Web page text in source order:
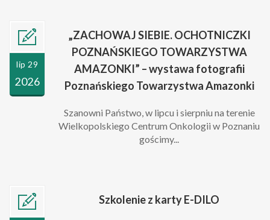
lip 29
2026
„ZACHOWAJ SIEBIE. OCHOTNICZKI
POZNAŃSKIEGO TOWARZYSTWA
AMAZONKI” – wystawa fotografii
Poznańskiego Towarzystwa Amazonki
Szanowni Państwo, w lipcu i sierpniu na terenie
Wielkopolskiego Centrum Onkologii w Poznaniu
gościmy...
Szkolenie z karty E-DILO